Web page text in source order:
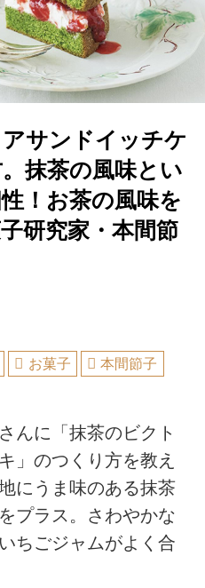
アサンドイッチケ
抹茶の風味とい
！お茶の風味を
研究家・本間節
お菓子 本間節子
んに「抹茶のビクト
」のつくり方を教え
にうま味のある抹茶
プラス。さわやかな
ちごジャムがよく合